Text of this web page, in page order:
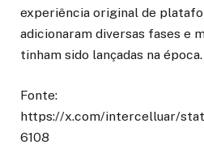
experiência original de
adicionaram diversas fases e
tinham sido lançadas na época.
Fonte:
https://x.com/intercelluar/
6108